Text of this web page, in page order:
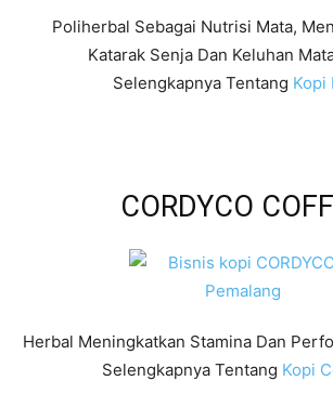
Poliherbal Sebagai Nutrisi Mata,
Katarak Senja Dan Keluhan
Selengkapnya Tentang Kopi
CORDYCO
Herbal Meningkatkan Stamina Dan
Selengkapnya Tentang Kopi